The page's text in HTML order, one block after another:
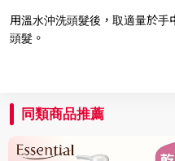
用溫水沖洗頭髮後，取適量於
頭髮。
同類商品推薦